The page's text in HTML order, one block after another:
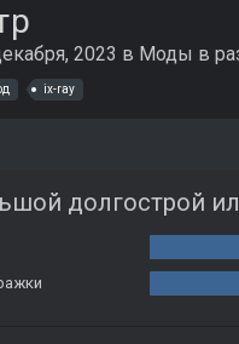
2023 в Моды в
ix-ray
долгострой